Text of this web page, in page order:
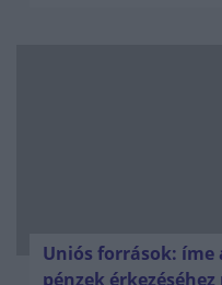
Uniós források: íme
pénzek